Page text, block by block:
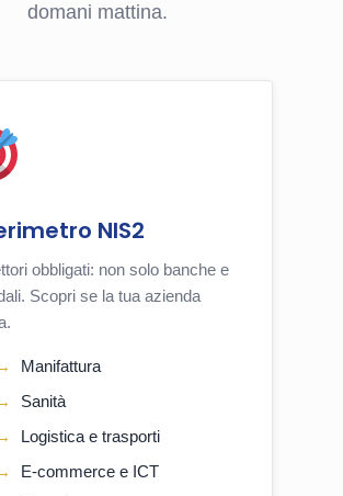
domani mattina.
NIS2
obbligati: non solo banche e
Scopri se la tua azienda
Manifattura
Sanità
Logistica e trasporti
E-commerce e ICT